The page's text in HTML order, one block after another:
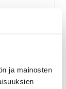
ja mainosten